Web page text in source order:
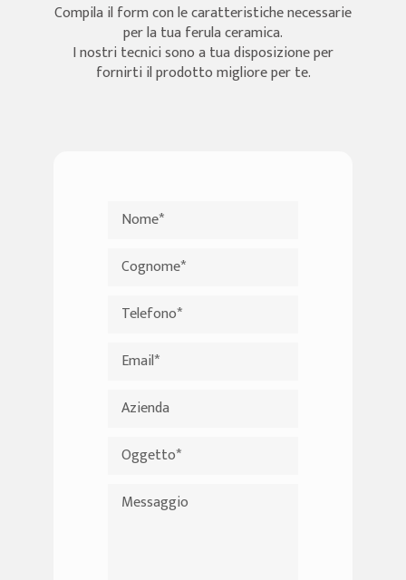
Compila il form con le caratteristiche necessarie
per la tua ferula ceramica.
I nostri tecnici sono a tua disposizione per
fornirti il prodotto migliore per te.